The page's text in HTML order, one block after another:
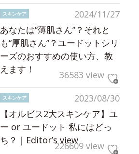
2024/11/27
スキンケア
あなたは“薄肌さん”？それと
も“厚肌さん”？ユードットシリ
ーズのおすすめの使い方、教
えます！
36583 view
2023/08/30
スキンケア
【オルビス2大スキンケア】ユ
ー or ユードット 私にはどっ
ち？｜Editor’s view226609 view